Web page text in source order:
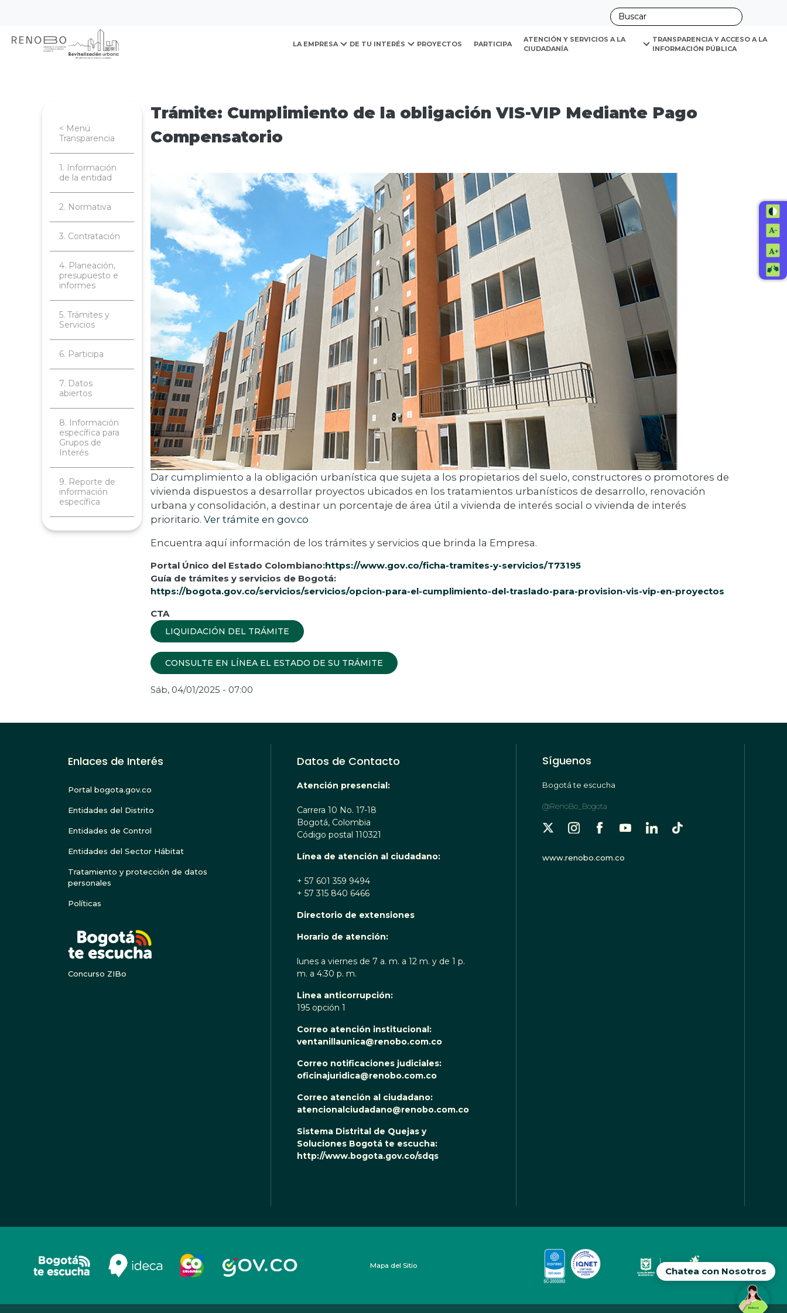
contenido
Sitio Web Empresa de Renovación y Desarrollo Urbano
Chatea con Nosotros
LA EMPRESA DE TU INTERÉS PROYECTOS PARTICIPA
ATENCIÓN Y SERVICIOS A LA
CIUDADANÍA
TRANSPARENCIA Y ACCESO A LA
INFORMACIÓN PÚBLICA
Trámite: Cumplimiento de la obligación VIS-VIP Mediante Pago Compensatorio
< Menú
Transparencia
1. Información
de la entidad
2. Normativa
3. Contratación
4. Planeación,
presupuesto e
informes
5. Trámites y
Servicios
6. Participa
7. Datos
abiertos
8. Información
específica para
Grupos de
Interés
9. Reporte de
información
específica
Trámite: Cumplimiento de la obligación VIS-VIP Mediante Pago
Compensatorio
Dar cumplimiento a la obligación urbanística que sujeta a los propietarios del suelo, constructores o promotores de
vivienda dispuestos a desarrollar proyectos ubicados en los tratamientos urbanísticos de desarrollo, renovación
urbana y consolidación, a destinar un porcentaje de área útil a vivienda de interés social o vivienda de interés
prioritario. Ver trámite en gov.co
Encuentra aquí información de los trámites y servicios que brinda la Empresa.
Portal Único del Estado Colombiano:https://www.gov.co/ficha-tramites-y-servicios/T73195
Guía de trámites y servicios de Bogotá:
https://bogota.gov.co/servicios/servicios/opcion-para-el-cumplimiento-del-traslado-para-provision-vis-vip-en-proyectos
CTA
LIQUIDACIÓN DEL TRÁMITE
CONSULTE EN LÍNEA EL ESTADO DE SU TRÁMITE
Sáb, 04/01/2025 - 07:00
Enlaces de Interés
Portal bogota.gov.co
Entidades del Distrito
Entidades de Control
Entidades del Sector Hábitat
Tratamiento y protección de datos
personales
Políticas
Concurso ZIBo
Datos de Contacto
Atención presencial:
Carrera 10 No. 17-18
Bogotá, Colombia
Código postal 110321
Línea de atención al ciudadano:
+ 57 601 359 9494
+ 57 315 840 6466
Directorio de extensiones
Horario de atención:
lunes a viernes de 7 a. m. a 12 m. y de 1 p.
m. a 4:30 p. m.
Linea anticorrupción:
195 opción 1
Correo atención institucional:
ventanillaunica@renobo.com.co
Correo notificaciones judiciales:
oficinajuridica@renobo.com.co
Correo atención al ciudadano:
atencionalciudadano@renobo.com.co
Sistema Distrital de Quejas y
Soluciones Bogotá te escucha:
http://www.bogota.gov.co/sdqs
Síguenos
Bogotá te escucha
@RenoBo_Bogota
www.renobo.com.co
Mapa del Sitio